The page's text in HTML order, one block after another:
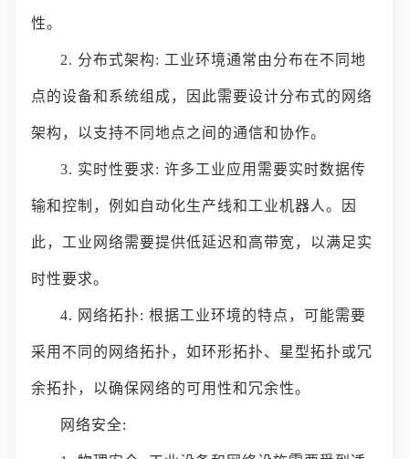
性。
2. 分布式架构: 工业环境通常由分布在不同地
点的设备和系统组成，因此需要设计分布式的网络
架构，以支持不同地点之间的通信和协作。
3. 实时性要求: 许多工业应用需要实时数据传
输和控制，例如自动化生产线和工业机器人。因
此，工业网络需要提供低延迟和高带宽，以满足实
时性要求。
4. 网络拓扑: 根据工业环境的特点，可能需要
采用不同的网络拓扑，如环形拓扑、星型拓扑或冗
余拓扑，以确保网络的可用性和冗余性。
网络安全: